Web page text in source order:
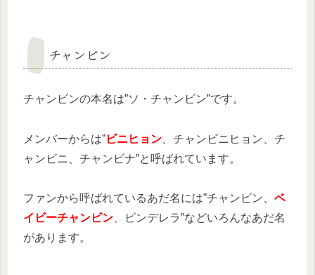
チャンビン
チャンビンの本名は”ソ・チャンビン”です。
メンバーからは”ビニヒョン 、チャンビニヒョン、チ
ャンビニ、チャンビナ”と呼ばれています。
ファンから呼ばれているあだ名には”チャンビン、 ベ
イビーチャンビン 、ビンデレラ”などいろんなあだ名
があります。